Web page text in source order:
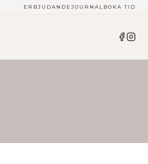
ERBJUDANDE JOURNAL BOKA TID